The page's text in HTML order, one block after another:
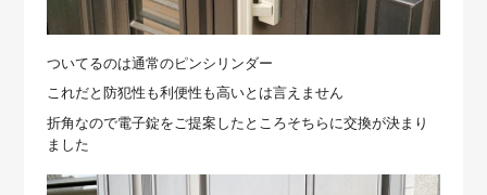
ついてるのは通常のピンシリンダー
これだと防犯性も利便性も高いとは言えません
折角なので電子錠をご提案したところそちらに交換が決まり
ました